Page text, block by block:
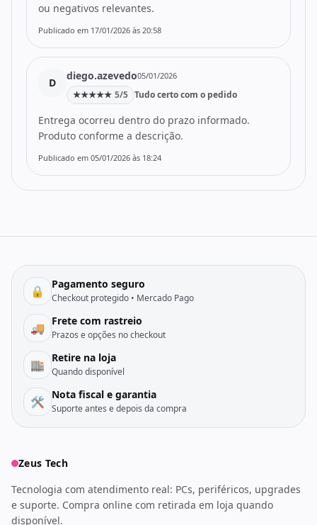
ou negativos relevantes.
Publicado em 17/01/2026 às 20:58
D
diego.azevedo05/01/2026
★★★★★ 5/5 Tudo certo com o pedido
Entrega ocorreu dentro do prazo informado.
Produto conforme a descrição.
Publicado em 05/01/2026 às 18:24
🔒 Pagamento seguro
Checkout protegido • Mercado Pago
🚚 Frete com rastreio
Prazos e opções no checkout
🏬 Retire na loja
Quando disponível
🛠️ Nota fiscal e garantia
Suporte antes e depois da compra
Zeus Tech
Tecnologia com atendimento real: PCs, periféricos, upgrades
e suporte. Compra online com retirada em loja quando
disponível.